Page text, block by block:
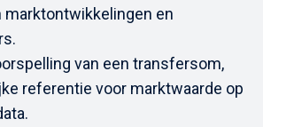
marktontwikkelingen en
van een transfersom,
referentie voor marktwaarde op